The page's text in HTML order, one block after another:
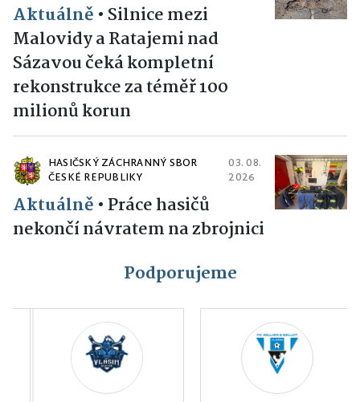
Aktuálně • Silnice mezi
Malovidy a Ratajemi nad
Sázavou čeká kompletní
rekonstrukce za téměř 100
milionů korun
HASIČSKÝ ZÁCHRANNÝ SBOR
ČESKÉ REPUBLIKY
03. 08.
2026
Aktuálně • Práce hasičů
nekončí návratem na zbrojnici
Podporujeme